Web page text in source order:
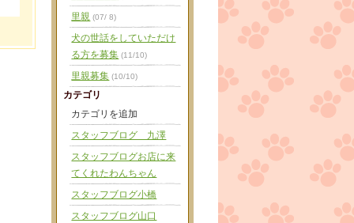
里親 (07/ 8)
犬の世話をしていただけ
る方を募集 (11/10)
里親募集 (10/10)
カテゴリ
カテゴリを追加
スタッフブログ 九澤
スタッフブログお店に来
てくれたわんちゃん
スタッフブログ小橋
スタッフブログ山口